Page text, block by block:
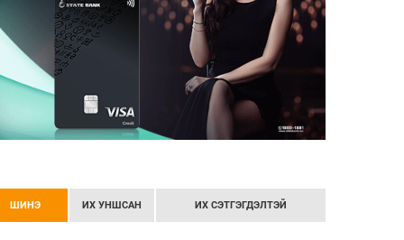
ШИНЭ ИХ УНШСАН ИХ СЭТГЭГДЭЛТЭЙ